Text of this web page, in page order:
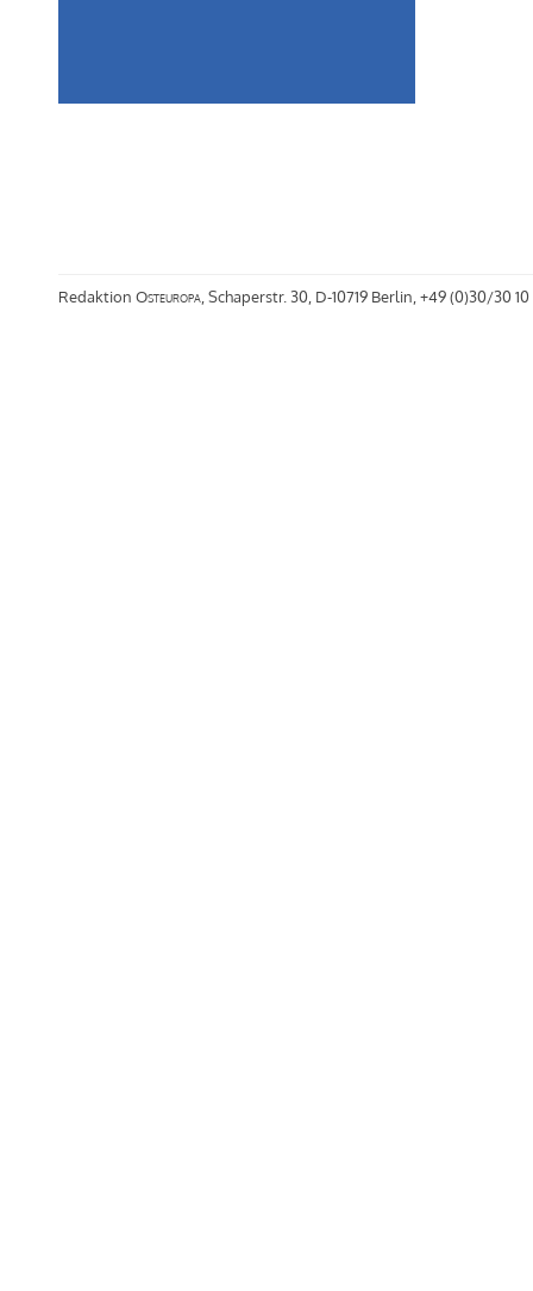
Redaktion Osteuropa, Schaperstr. 30, D-10719 Berlin, +49 (0)30/30